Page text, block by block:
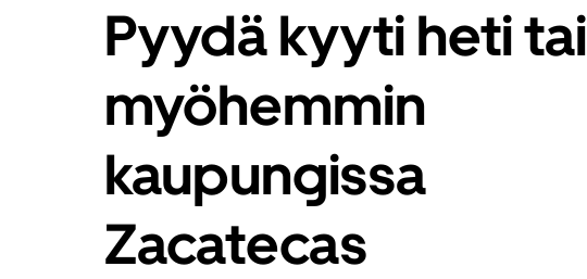
Pyydä kyyti heti tai
myöhemmin
kaupungissa
Zacatecas